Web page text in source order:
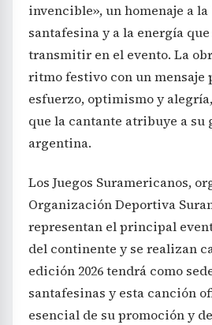
invencible», un homenaje a
santafesina y a la energía
transmitir en el evento. La
ritmo festivo con un mensaje
esfuerzo, optimismo y
que la cantante atribuye a su
argentina.
Los Juegos Suramericanos,
Organización Deportiva
representan el principal
del continente y se realizan
edición 2026 tendrá como
santafesinas y esta canción
esencial de su promoción y